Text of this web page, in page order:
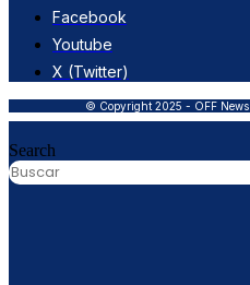
Facebook
Youtube
X (Twitter)
© Copyright 2025 - OFF News
Search